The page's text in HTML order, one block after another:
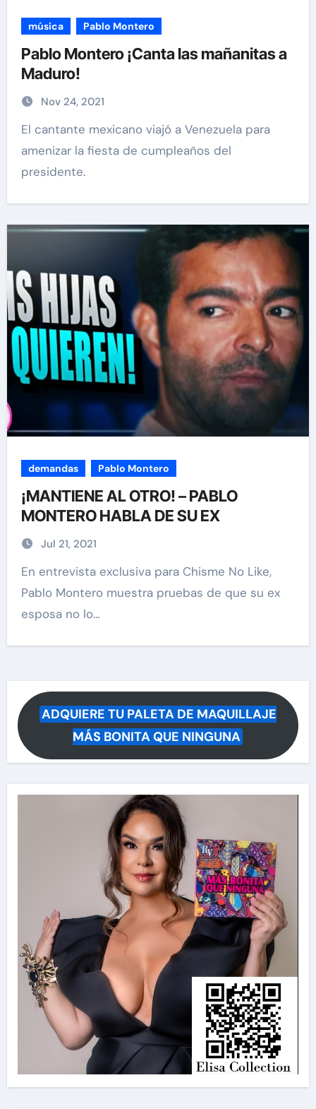
música Pablo Montero
Pablo Montero ¡Canta las mañanitas a
Maduro!
Nov 24, 2021
El cantante mexicano viajó a Venezuela para
amenizar la fiesta de cumpleaños del
presidente.
demandas Pablo Montero
¡MANTIENE AL OTRO! – PABLO
MONTERO HABLA DE SU EX
Jul 21, 2021
En entrevista exclusiva para Chisme No Like,
Pablo Montero muestra pruebas de que su ex
esposa no lo…
ADQUIERE TU PALETA DE MAQUILLAJE
MÁS BONITA QUE NINGUNA